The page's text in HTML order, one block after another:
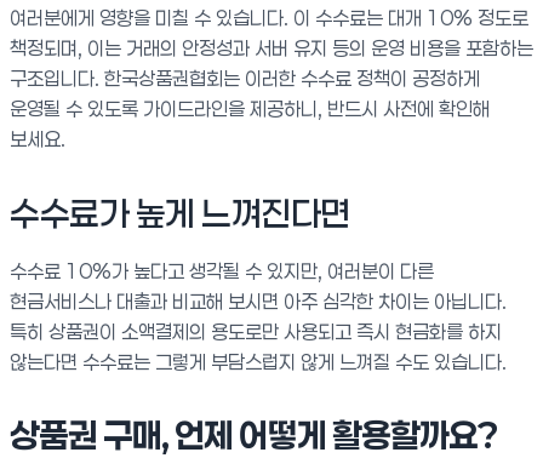
여러분에게 영향을 미칠 수 있습니다. 이 수수료는 대개 10% 정도로
책정되며, 이는 거래의 안정성과 서버 유지 등의 운영 비용을 포함하는
구조입니다. 한국상품권협회는 이러한 수수료 정책이 공정하게
운영될 수 있도록 가이드라인을 제공하니, 반드시 사전에 확인해
보세요.
수수료가 높게 느껴진다면
수수료 10%가 높다고 생각될 수 있지만, 여러분이 다른
현금서비스나 대출과 비교해 보시면 아주 심각한 차이는 아닙니다.
특히 상품권이 소액결제의 용도로만 사용되고 즉시 현금화를 하지
않는다면 수수료는 그렇게 부담스럽지 않게 느껴질 수도 있습니다.
상품권 구매, 언제 어떻게 활용할까요?